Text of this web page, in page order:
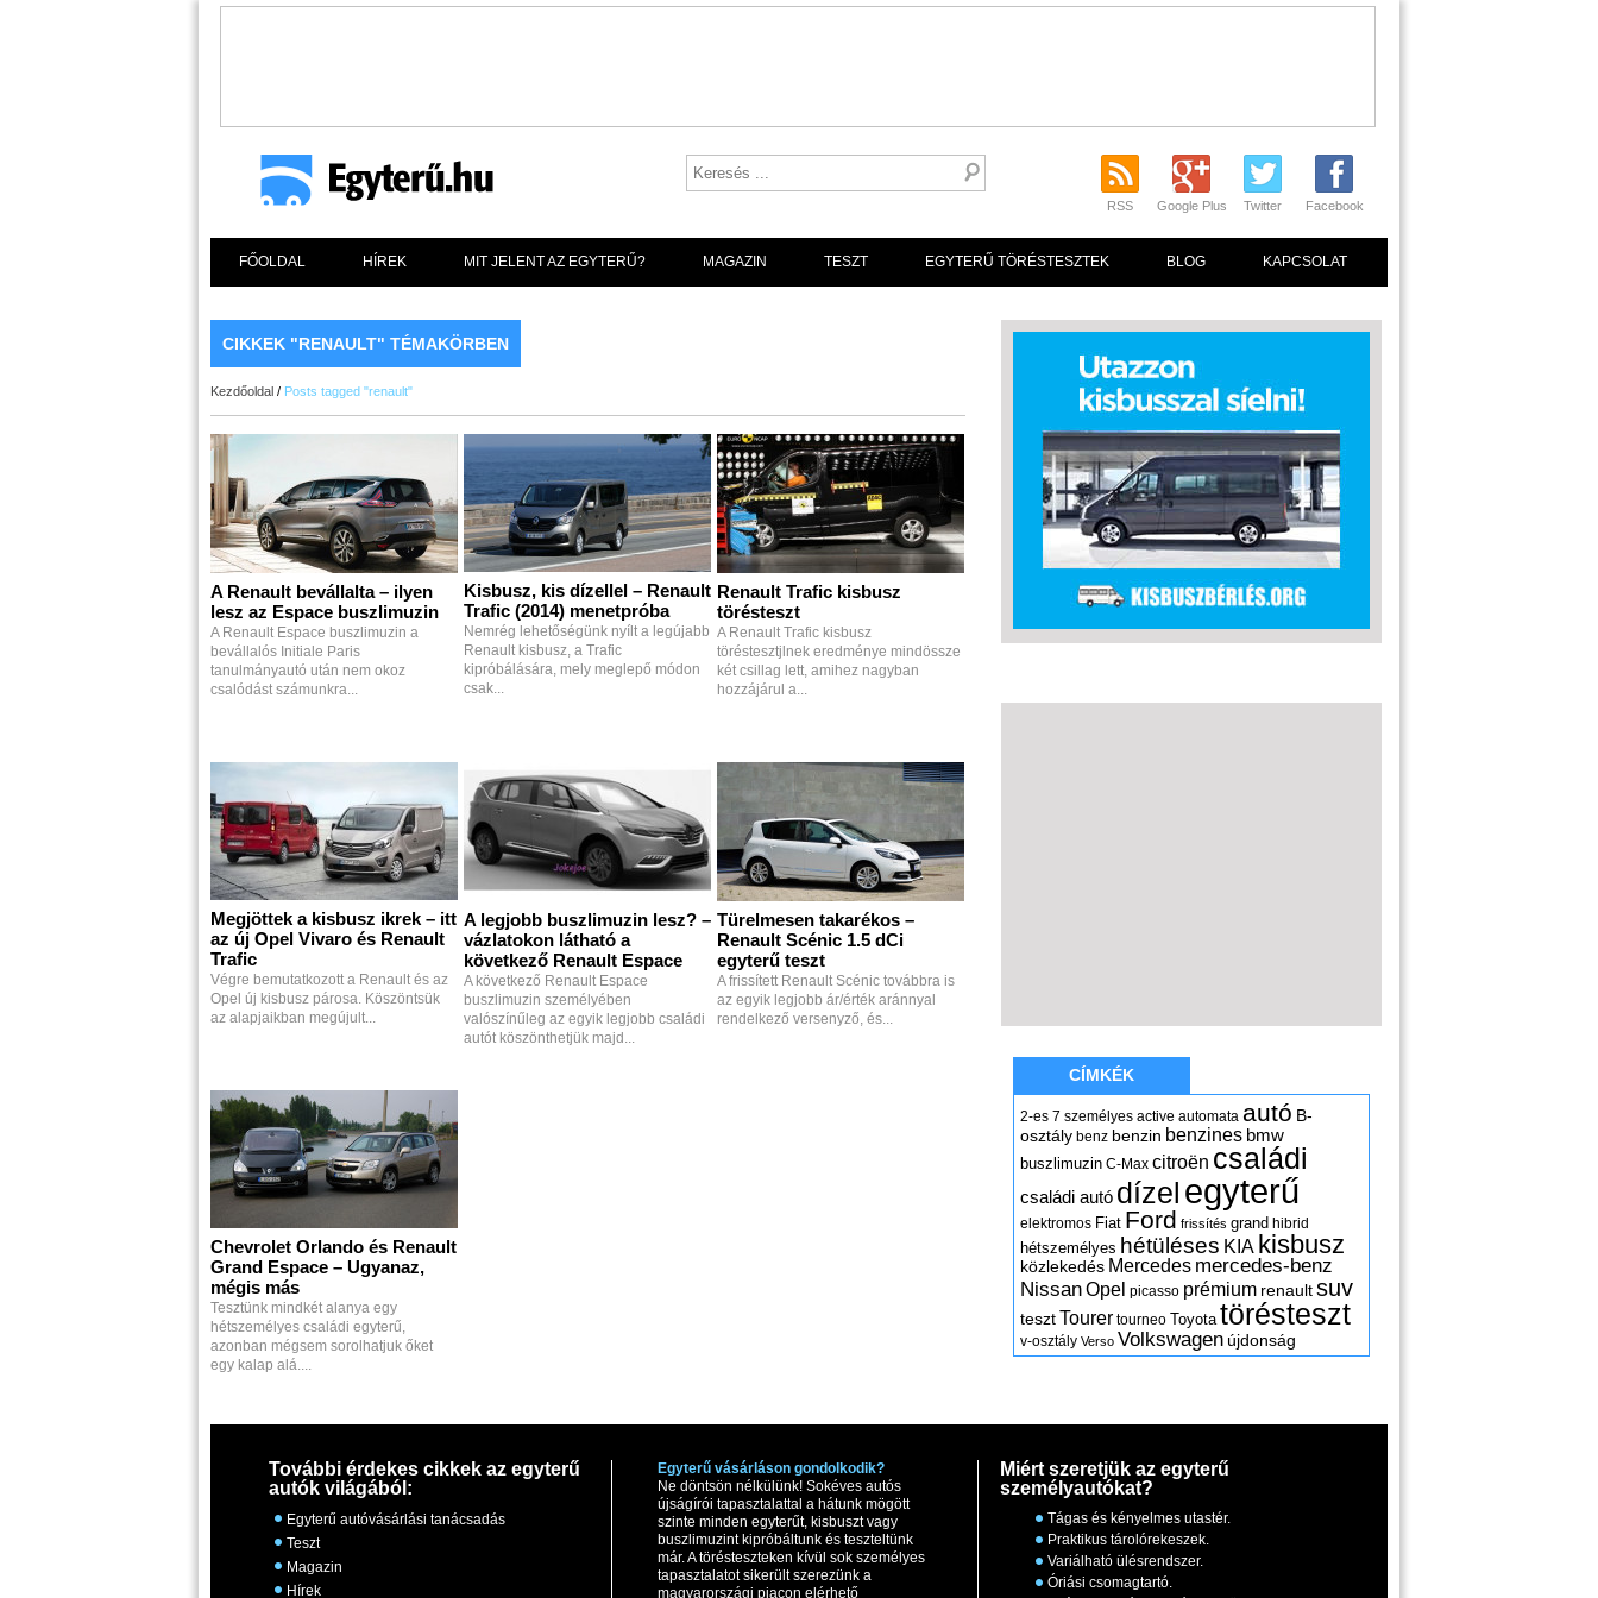
RSS Google Plus Twitter Facebook
FŐOLDAL HÍREK MIT JELENT AZ EGYTERŰ? MAGAZIN TESZT EGYTERŰ TÖRÉSTESZTEK BLOG KAPCSOLAT
CIKKEK "RENAULT" TÉMAKÖRBEN
Kezdőoldal / Posts tagged "renault"
A Renault bevállalta – ilyen
lesz az Espace buszlimuzin
A Renault Espace buszlimuzin a
bevállalós Initiale Paris
tanulmányautó után nem okoz
csalódást számunkra...
Kisbusz, kis dízellel – Renault
Trafic (2014) menetpróba
Nemrég lehetőségünk nyílt a legújabb
Renault kisbusz, a Trafic
kipróbálására, mely meglepő módon
csak...
Renault Trafic kisbusz
törésteszt
A Renault Trafic kisbusz
töréstesztjlnek eredménye mindössze
két csillag lett, amihez nagyban
hozzájárul a...
Megjöttek a kisbusz ikrek – itt
az új Opel Vivaro és Renault
Trafic
Végre bemutatkozott a Renault és az
Opel új kisbusz párosa. Köszöntsük
az alapjaikban megújult...
A legjobb buszlimuzin lesz? –
vázlatokon látható a
következő Renault Espace
A következő Renault Espace
buszlimuzin személyében
valószínűleg az egyik legjobb családi
autót köszönthetjük majd...
Türelmesen takarékos –
Renault Scénic 1.5 dCi
egyterű teszt
A frissített Renault Scénic továbbra is
az egyik legjobb ár/érték aránnyal
rendelkező versenyző, és...
Chevrolet Orlando és Renault
Grand Espace – Ugyanaz,
mégis más
Tesztünk mindkét alanya egy
hétszemélyes családi egyterű,
azonban mégsem sorolhatjuk őket
egy kalap alá....
CÍMKÉK
2-es 7 személyes active automata autó B-
osztály benz benzin benzines bmw
buszlimuzin C-Max citroën családi
családi autó dízel egyterű
elektromos Fiat Ford frissítés grand hibrid
hétszemélyes hétüléses KIA kisbusz
közlekedés Mercedes mercedes-benz
NissanOpel picasso prémium renaultsuv
tesztTourer tourneo Toyota törésteszt
v-osztály Verso Volkswagen újdonság
További érdekes cikkek az egyterű
autók világából:
Egyterű autóvásárlási tanácsadás
Teszt
Magazin
Hírek
Egyterű vásárláson gondolkodik?
Ne döntsön nélkülünk! Sokéves autós
újságírói tapasztalattal a hátunk mögött
szinte minden egyterűt, kisbuszt vagy
buszlimuzint kipróbáltunk és teszteltünk
már. A törésteszteken kívül sok személyes
tapasztalatot sikerült szerezünk a
magyarországi piacon elérhető
Miért szeretjük az egyterű
személyautókat?
Tágas és kényelmes utastér.
Praktikus tárolórekeszek.
Variálható ülésrendszer.
Óriási csomagtartó.